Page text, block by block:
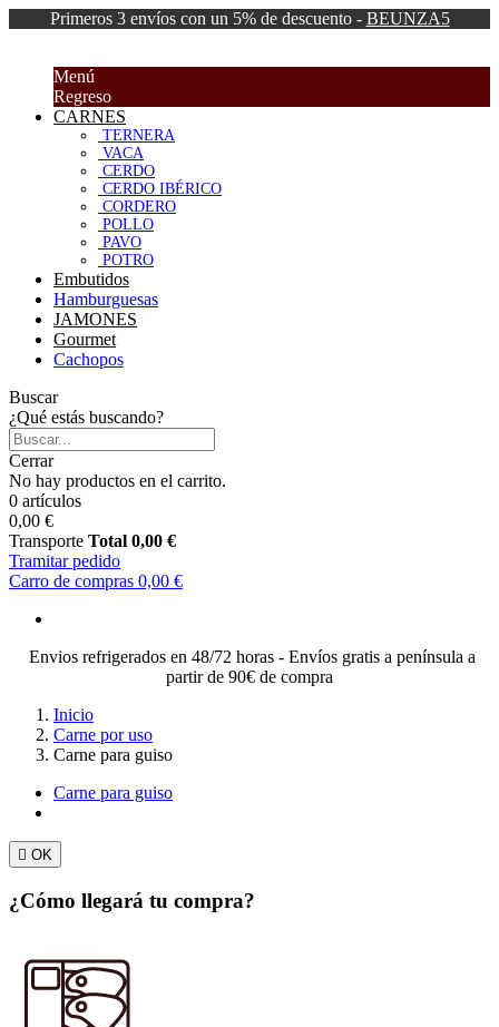
Primeros 3 envíos con un 5% de descuento - BEUNZA5
Menú
Regreso
CARNES
TERNERA
VACA
CERDO
CERDO IBÉRICO
CORDERO
POLLO
PAVO
POTRO
Embutidos
Hamburguesas
JAMONES
Gourmet
Cachopos
Buscar
¿Qué estás buscando?
Cerrar
No hay productos en el carrito.
0 artículos
0,00 €
Transporte Total 0,00 €
Tramitar pedido
Carro de compras 0,00 €
Envios refrigerados en 48/72 horas - Envíos gratis a península a
partir de 90€ de compra
Inicio
Carne por uso
Carne para guiso
Carne para guiso
 OK
¿Cómo llegará tu compra?